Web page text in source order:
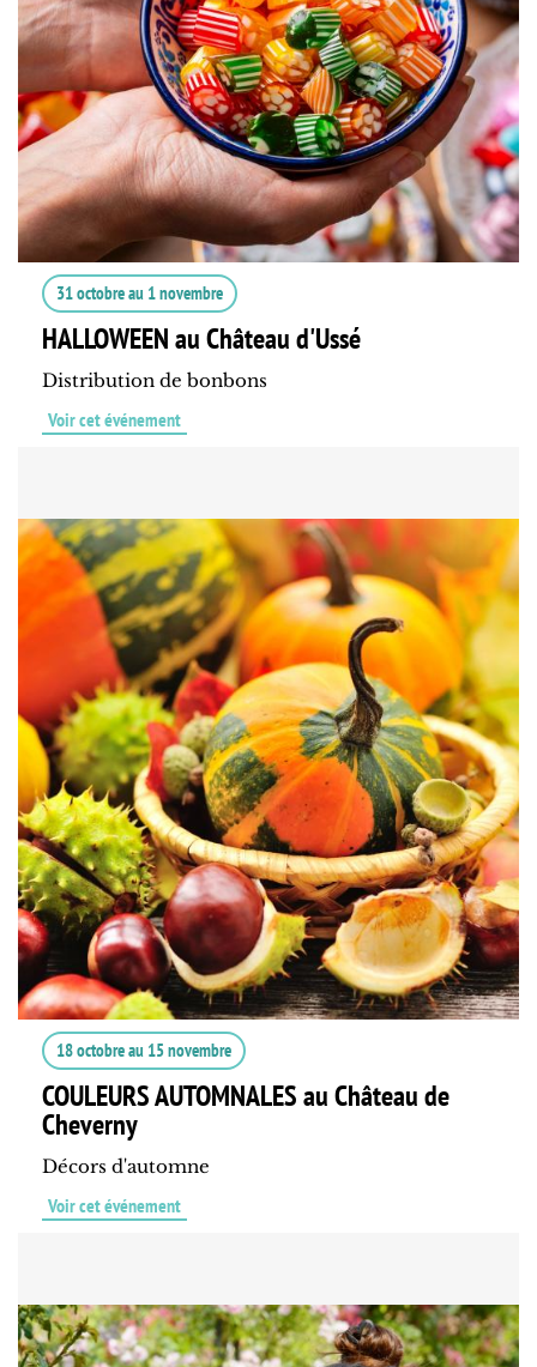
31 octobreau 1 novembre
HALLOWEEN au Château d'Ussé
Distribution de bonbons
Voir cet événement
18 octobreau 15 novembre
COULEURS AUTOMNALES au Château de
Cheverny
Décors d'automne
Voir cet événement